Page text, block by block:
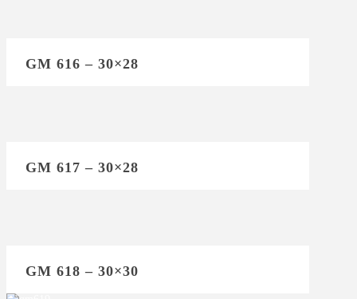
GM 616 – 30×28
GM 617 – 30×28
GM 618 – 30×30